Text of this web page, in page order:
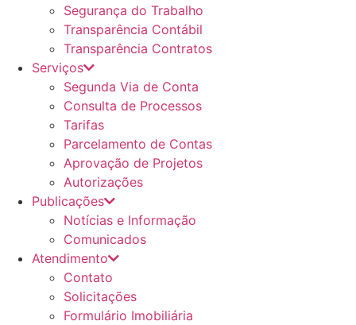
Segurança do Trabalho
Transparência Contábil
Transparência Contratos
Serviços
Segunda Via de Conta
Consulta de Processos
Tarifas
Parcelamento de Contas
Aprovação de Projetos
Autorizações
Publicações
Notícias e Informação
Comunicados
Atendimento
Contato
Solicitações
Formulário Imobiliária